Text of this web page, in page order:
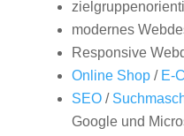
modernes
Responsive
Online Shop/ E-
SEO/
Google und